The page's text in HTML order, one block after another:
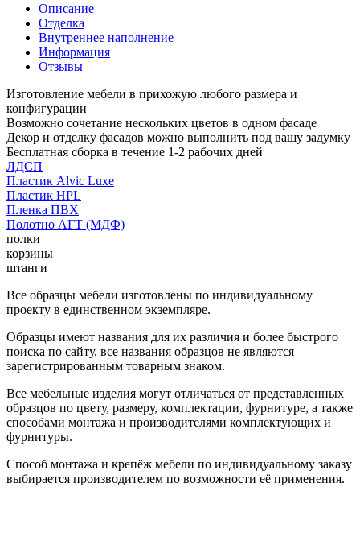
Описание
Отделка
Внутреннее наполнение
Информация
Отзывы
Изготовление мебели в прихожую любого размера и
конфигурации
Возможно сочетание нескольких цветов в одном фасаде
Декор и отделку фасадов можно выполнить под вашу задумку
Бесплатная сборка в течение 1-2 рабочих дней
ЛДСП
Пластик Alvic Luxe
Пластик HPL
Пленка ПВХ
Полотно АГТ (МДФ)
полки
корзины
штанги
Все образцы мебели изготовлены по индивидуальному
проекту в единственном экземпляре.
Образцы имеют названия для их различия и более быстрого
поиска по сайту, все названия образцов не являются
зарегистрированным товарным знаком.
Все мебельные изделия могут отличаться от представленных
образцов по цвету, размеру, комплектации, фурнитуре, а также
способами монтажа и производителями комплектующих и
фурнитуры.
Способ монтажа и крепёж мебели по индивидуальному заказу
выбирается производителем по возможности её применения.